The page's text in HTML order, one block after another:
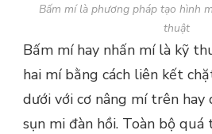
Bấm mí là phương pháp tạo hình
thuật
Bấm mí hay nhấn mí là kỹ
hai mí bằng cách liên kết
dưới với cơ nâng mí trên
sụn mi đàn hồi. Toàn bộ